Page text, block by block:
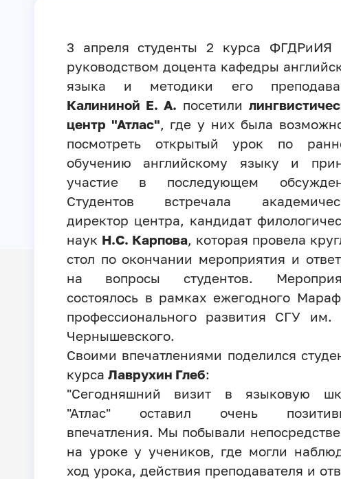
3 апреля студенты 2 курса ФГДРиИЯ
руководством доцента кафедры
языка и методики его
Калининой Е. А. посетили
центр "Атлас", где у них была
посмотреть открытый урок по
обучению английскому языку и
участие в последующем
Студентов встречала
директор центра, кандидат
наук Н.С. Карпова, которая провела
стол по окончании мероприятия и
на вопросы студентов.
состоялось в рамках ежегодного
профессионального развития СГУ им.
Чернышевского.
Своими впечатлениями поделился
курса Лаврухин Глеб:
"Сегодняшний визит в языковую
"Атлас" оставил очень
впечатления. Мы побывали
на уроке у учеников, где могли
ход урока, действия преподавателя и